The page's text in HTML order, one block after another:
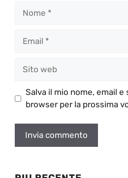
Salva il mio nome, email
browser per la prossima